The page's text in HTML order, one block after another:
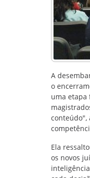
A
o
uma etapa
conteúdo",
Ela
os novos